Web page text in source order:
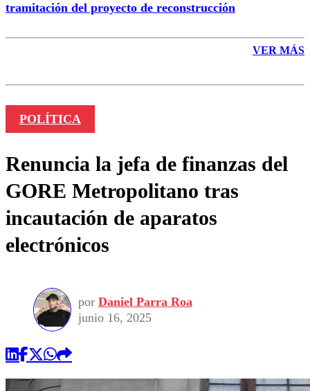
tramitación del proyecto de reconstrucción
VER MÁS
POLÍTICA
Renuncia la jefa de finanzas del
GORE Metropolitano tras
incautación de aparatos
electrónicos
por Daniel Parra Roa
junio 16, 2025